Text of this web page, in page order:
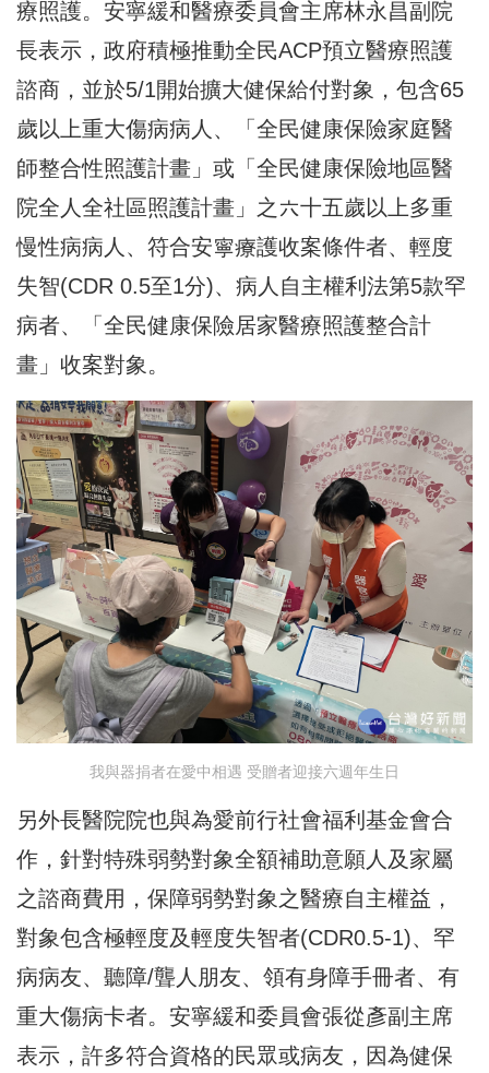
療照護。安寧緩和醫療委員會主席林永昌副院
長表示，政府積極推動全民ACP預立醫療照護
諮商，並於5/1開始擴大健保給付對象，包含65
歲以上重大傷病病人、「全民健康保險家庭醫
師整合性照護計畫」或「全民健康保險地區醫
院全人全社區照護計畫」之六十五歲以上多重
慢性病病人、符合安寧療護收案條件者、輕度
失智(CDR 0.5至1分)、病人自主權利法第5款罕
病者、「全民健康保險居家醫療照護整合計
畫」收案對象。
我與器捐者在愛中相遇 受贈者迎接六週年生日
另外長醫院院也與為愛前行社會福利基金會合
作，針對特殊弱勢對象全額補助意願人及家屬
之諮商費用，保障弱勢對象之醫療自主權益，
對象包含極輕度及輕度失智者(CDR0.5-1)、罕
病病友、聽障/聾人朋友、領有身障手冊者、有
重大傷病卡者。安寧緩和委員會張從彥副主席
表示，許多符合資格的民眾或病友，因為健保